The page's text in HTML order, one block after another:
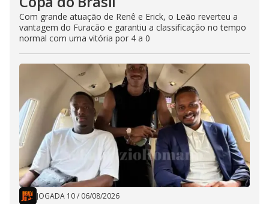
Com grande atuação de Renê e Erick, o Leão reverteu a
vantagem do Furacão e garantiu a classificação no tempo
normal com uma vitória por 4 a 0
JOGADA 10/ 06/08/2026